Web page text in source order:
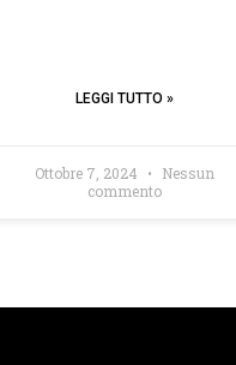
LEGGI TUTTO »
Ottobre 7, 2024
Nessun
commento